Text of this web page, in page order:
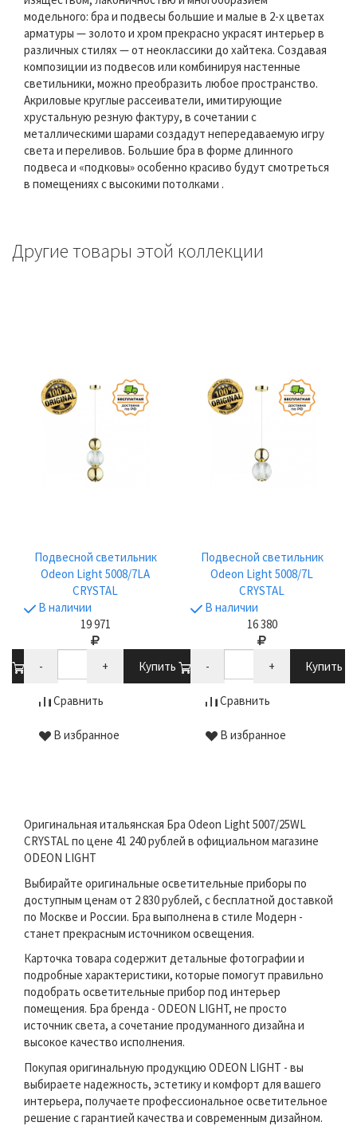
модельного: бра и подвесы большие и малые в 2-х цветах
арматуры — золото и хром прекрасно украсят интерьер в
различных стилях — от неоклассики до хайтека. Создавая
композиции из подвесов или комбинируя настенные
светильники, можно преобразить любое пространство.
Акриловые круглые рассеиватели, имитирующие
хрустальную резную фактуру, в сочетании с
металлическими шарами создадут непередаваемую игру
света и переливов. Большие бра в форме длинного
подвеса и «подковы» особенно красиво будут смотреться
в помещениях с высокими потолками .
Другие товары этой коллекции
Подвесной светильник
Odeon Light 5008/7LA
CRYSTAL
В наличии
19 971
- + Купить
Сравнить
В избранное
Подвесной светильник
Odeon Light 5008/7L
CRYSTAL
В наличии
16 380
- + Купить
Сравнить
В избранное
Оригинальная итальянская Бра Odeon Light 5007/25WL
CRYSTAL по цене 41 240 рублей в официальном магазине
ODEON LIGHT
Выбирайте оригинальные осветительные приборы по
доступным ценам от 2 830 рублей, с бесплатной доставкой
по Москве и России. Бра выполнена в стиле Модерн -
станет прекрасным источником освещения.
Карточка товара содержит детальные фотографии и
подробные характеристики, которые помогут правильно
подобрать осветительные прибор под интерьер
помещения. Бра бренда - ODEON LIGHT, не просто
источник света, а сочетание продуманного дизайна и
высокое качество исполнения.
Покупая оригинальную продукцию ODEON LIGHT - вы
выбираете надежность, эстетику и комфорт для вашего
интерьера, получаете профессиональное осветительное
решение с гарантией качества и современным дизайном.